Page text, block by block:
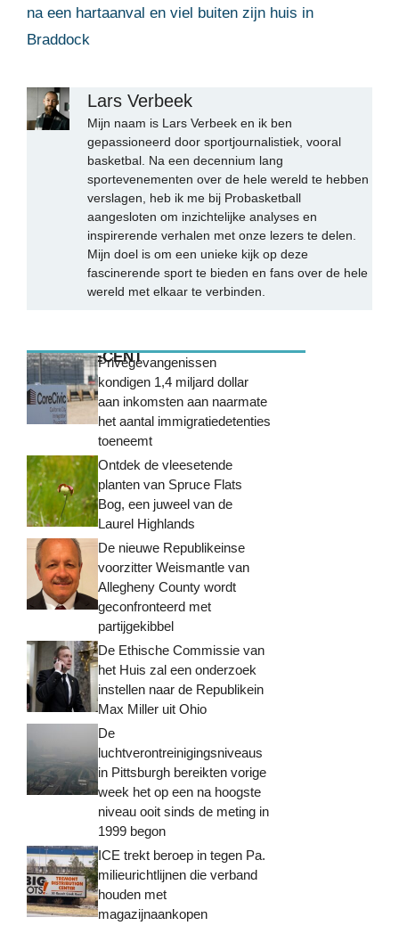
na een hartaanval en viel buiten zijn huis in
Braddock
Lars Verbeek
Mijn naam is Lars Verbeek en ik ben
gepassioneerd door sportjournalistiek, vooral
basketbal. Na een decennium lang
sportevenementen over de hele wereld te hebben
verslagen, heb ik me bij Probasketball
aangesloten om inzichtelijke analyses en
inspirerende verhalen met onze lezers te delen.
Mijn doel is om een unieke kijk op deze
fascinerende sport te bieden en fans over de hele
wereld met elkaar te verbinden.
MEEST RECENTPrivégevangenissen
kondigen 1,4 miljard dollar
aan inkomsten aan naarmate
het aantal immigratiedetenties
toeneemt
Ontdek de vleesetende
planten van Spruce Flats
Bog, een juweel van de
Laurel Highlands
De nieuwe Republikeinse
voorzitter Weismantle van
Allegheny County wordt
geconfronteerd met
partijgekibbel
De Ethische Commissie van
het Huis zal een onderzoek
instellen naar de Republikein
Max Miller uit Ohio
De
luchtverontreinigingsniveaus
in Pittsburgh bereikten vorige
week het op een na hoogste
niveau ooit sinds de meting in
1999 begon
ICE trekt beroep in tegen Pa.
milieurichtlijnen die verband
houden met
magazijnaankopen